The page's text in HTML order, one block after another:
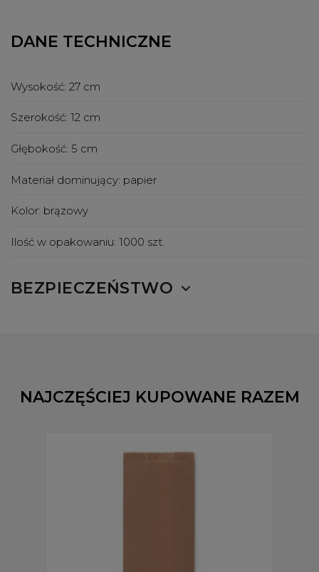
DANE TECHNICZNE
Wysokość: 27 cm
Szerokość: 12 cm
Głębokość: 5 cm
Materiał dominujący: papier
Kolor: brązowy
Ilość w opakowaniu: 1000 szt.
BEZPIECZEŃSTWO
NAJCZĘŚCIEJ KUPOWANE RAZEM